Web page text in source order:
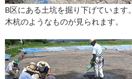
B区にある土坑を掘り下げています。
木杭のようなものが見られます。